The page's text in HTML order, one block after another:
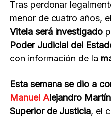
Tras perdonar
menor de cuatro años, el
Vitela será investigado
Poder Judicial del
con información de la
Esta semana se dio a
Manuel Alejandro
Superior de Justicia, el